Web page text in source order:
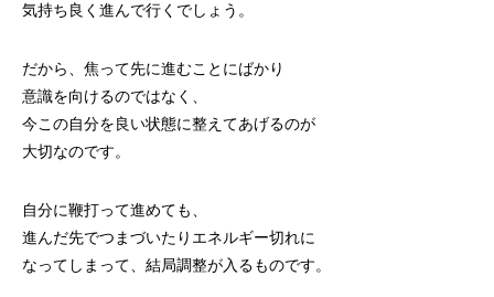
気持ち良く進んで行くでしょう。
だから、焦って先に進むことにばかり
意識を向けるのではなく、
今この自分を良い状態に整えてあげるのが
大切なのです。
自分に鞭打って進めても、
進んだ先でつまづいたりエネルギー切れに
なってしまって、結局調整が入るものです。